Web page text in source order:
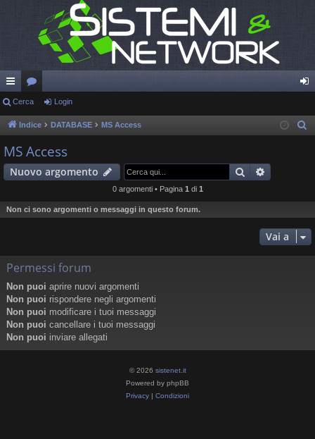
oll
eg
a
m
ti
idi
or
u
m
in
Cerca Login
Indice DATABASE MS Access
MS Access
Nuovo argomento Cerca
0 argomenti • Pagina 1 di 1
Non ci sono argomenti o messaggi in questo forum.
Vai a
Permessi forum
Non puoi aprire nuovi argomenti
Non puoi rispondere negli argomenti
Non puoi modificare i tuoi messaggi
Non puoi cancellare i tuoi messaggi
Non puoi inviare allegati
© 2026 sistenet.it
Powered by phpBB
Privacy | Condizioni